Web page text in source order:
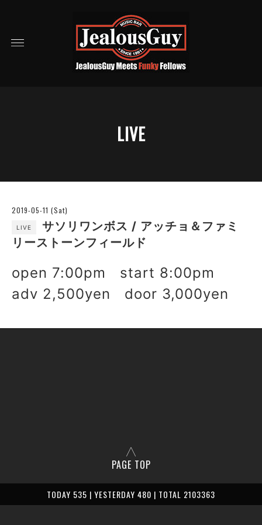
LIVE
2019-05-11 (Sat)
LIVE
サソリワンボス / アッチョ＆ファミ
リーストーンフィールド
open 7:00pm start 8:00pm
adv 2,500yen door 3,000yen
PAGE TOP
TODAY 535 | YESTERDAY 480 | TOTAL 2103363